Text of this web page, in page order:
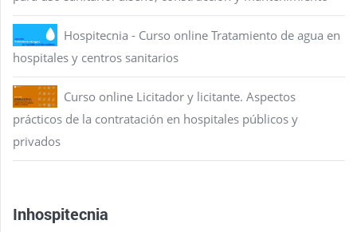
Hospitecnia - Curso online Tratamiento de agua en
hospitales y centros sanitarios
Curso online Licitador y licitante. Aspectos
prácticos de la contratación en hospitales públicos y
privados
Inhospitecnia